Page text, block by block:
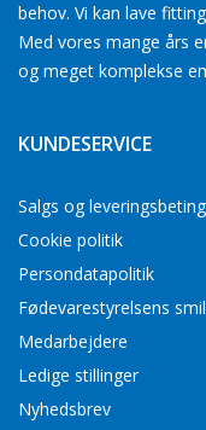
behov. Vi kan lave
Med vores mange års
og meget komplekse
KUNDESERVICE
Salgs og
Cookie politik
Persondatapolitik
Fødevarestyrelsens
Medarbejdere
Ledige stillinger
Nyhedsbrev